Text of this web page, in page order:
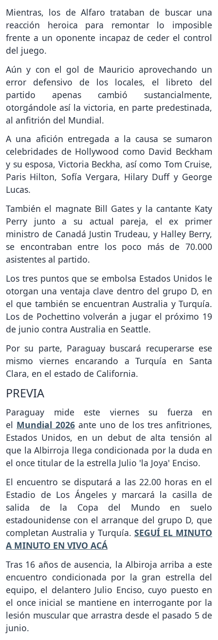
Mientras, los de Alfaro trataban de buscar una
reacción heroica para remontar lo imposible
frente a un oponente incapaz de ceder el control
del juego.
Aún y con el gol de Mauricio aprovechando un
error defensivo de los locales, el libreto del
partido apenas cambió sustancialmente,
otorgándole así la victoria, en parte predestinada,
al anfitrión del Mundial.
A una afición entregada a la causa se sumaron
celebridades de Hollywood como David Beckham
y su esposa, Victoria Beckha, así como Tom Cruise,
Paris Hilton, Sofía Vergara, Hilary Duff y George
Lucas.
También el magnate Bill Gates y la cantante Katy
Perry junto a su actual pareja, el ex primer
ministro de Canadá Justin Trudeau, y Halley Berry,
se encontraban entre los poco más de 70.000
asistentes al partido.
Los tres puntos que se embolsa Estados Unidos le
otorgan una ventaja clave dentro del grupo D, en
el que también se encuentran Australia y Turquía.
Los de Pochettino volverán a jugar el próximo 19
de junio contra Australia en Seattle.
Por su parte, Paraguay buscará recuperarse ese
mismo viernes encarando a Turquía en Santa
Clara, en el estado de California.
PREVIA
Paraguay mide este viernes su fuerza en
el Mundial 2026ante uno de los tres anfitriones,
Estados Unidos, en un debut de alta tensión al
que la Albirroja llega condicionada por la duda en
el once titular de la estrella Julio 'la Joya' Enciso.
El encuentro se disputará a las 22.00 horas en el
Estadio de Los Ángeles y marcará la casilla de
salida de la Copa del Mundo en suelo
estadounidense con el arranque del grupo D, que
completan Australia y Turquía. SEGUÍ EL MINUTO
A MINUTO EN VIVO ACÁ
Tras 16 años de ausencia, la Albiroja arriba a este
encuentro condicionada por la gran estrella del
equipo, el delantero Julio Enciso, cuyo puesto en
el once inicial se mantiene en interrogante por la
lesión muscular que arrastra desde el pasado 5 de
junio.